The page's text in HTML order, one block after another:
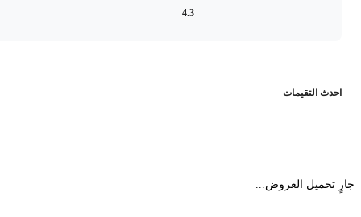
التقيمات
تحميل العروض...